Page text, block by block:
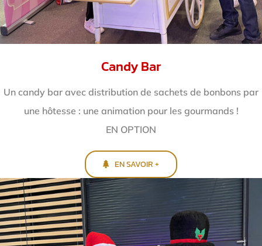
Candy Bar
Un candy bar avec distribution de sachets de bonbons par
une hôtesse : une animation pour les gourmands !
EN OPTION
EN SAVOIR +